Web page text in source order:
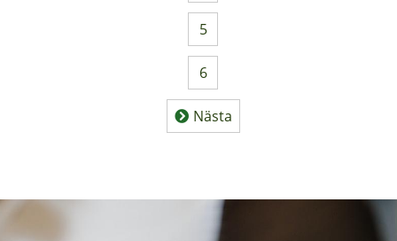
Sida
5
Sida
6
Nästa